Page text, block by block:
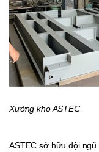
Xưởng kho ASTEC
ASTEC sở hữu đội ngũ